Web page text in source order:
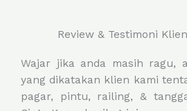
Review & Testimoni
Wajar jika anda masih ragu,
yang dikatakan klien kami
pagar, pintu, railing, &